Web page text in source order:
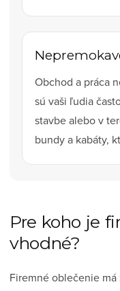
Obchod a práca
sú vaši ľudia
stavbe alebo v
bundy a kabáty,
Pre koho je
vhodné?
Firemné oblečenie